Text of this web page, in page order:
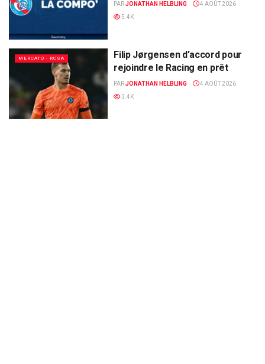
PARJONATHAN HELBLING
4 AOÛT 2026
5.4K
MERCATO - RCSA
Filip Jørgensen d’accord pour
rejoindre le Racing en prêt
PARJONATHAN HELBLING
4 AOÛT 2026
3.4K